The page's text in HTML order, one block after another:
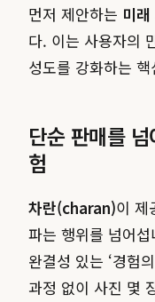
먼저 제안하는 미
다. 이는 사용자의
성도를 강화하는
단순 판매를
험
차란(charan)이 제
파는 행위를 넘어
완결성 있는 ‘경험
과정 없이 사진 몇